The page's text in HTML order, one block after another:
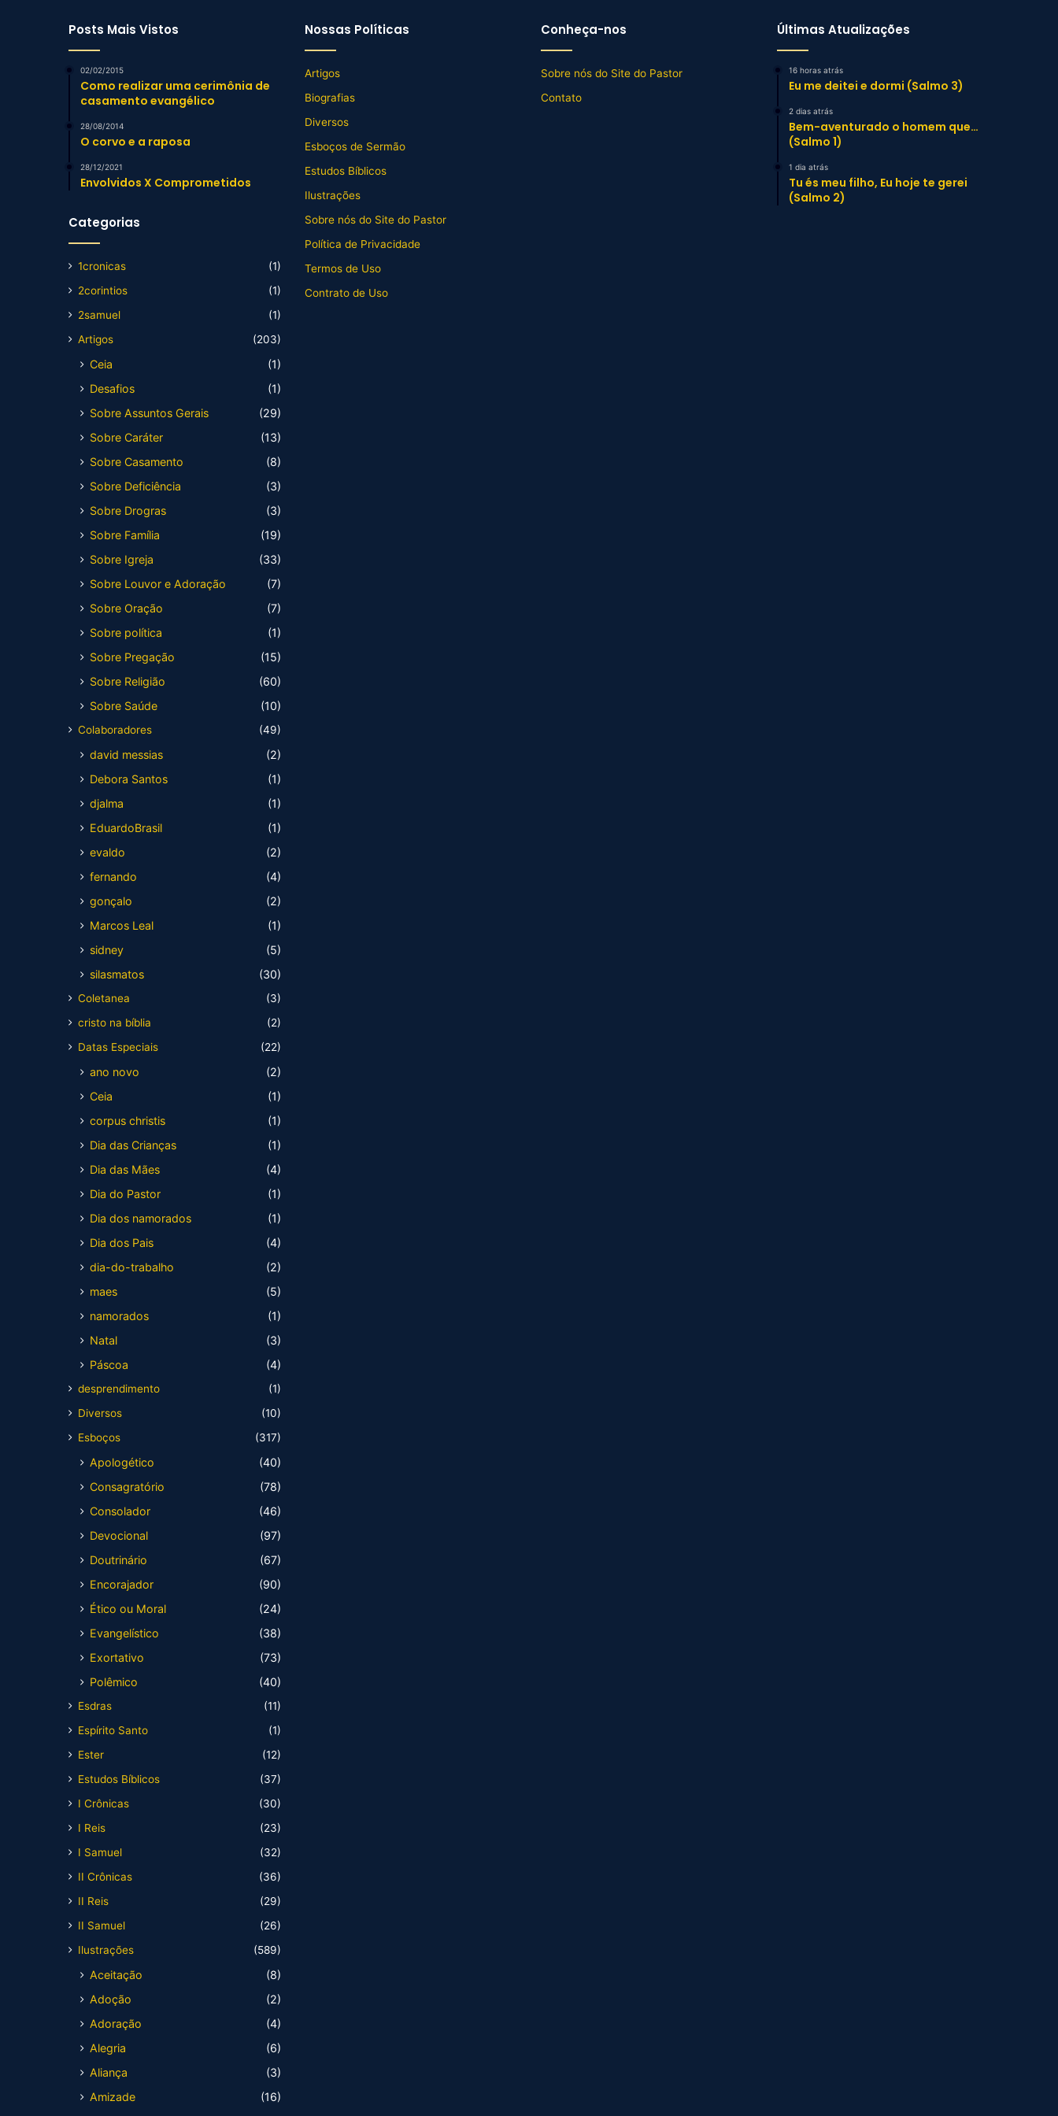
Posts Mais Vistos
02/02/2015
Como realizar uma cerimônia de
casamento evangélico
28/08/2014
O corvo e a raposa
28/12/2021
Envolvidos X Comprometidos
Categorias
1cronicas
(1)
2corintios
(1)
2samuel
(1)
Artigos
(203)
Ceia
(1)
Desafios
(1)
Sobre Assuntos Gerais
(29)
Sobre Caráter
(13)
Sobre Casamento
(8)
Sobre Deficiência
(3)
Sobre Drogras
(3)
Sobre Família
(19)
Sobre Igreja
(33)
Sobre Louvor e Adoração
(7)
Sobre Oração
(7)
Sobre política
(1)
Sobre Pregação
(15)
Sobre Religião
(60)
Sobre Saúde
(10)
Colaboradores (49)
david messias
(2)
Debora Santos
(1)
djalma
(1)
EduardoBrasil
(1)
evaldo
(2)
fernando
(4)
gonçalo
(2)
Marcos Leal
(1)
sidney
(5)
silasmatos
(30)
Coletanea
(3)
cristo na bíblia
(2)
Datas Especiais
(22)
ano novo
(2)
Ceia
(1)
corpus christis
(1)
Dia das Crianças
(1)
Dia das Mães
(4)
Dia do Pastor
(1)
Dia dos namorados
(1)
Dia dos Pais
(4)
dia-do-trabalho
(2)
maes
(5)
namorados
(1)
Natal
(3)
Páscoa
(4)
desprendimento
(1)
Diversos
(10)
Esboços
(317)
Apologético
(40)
Consagratório
(78)
Consolador
(46)
Devocional
(97)
Doutrinário
(67)
Encorajador
(90)
Ético ou Moral
(24)
Evangelístico
(38)
Exortativo
(73)
Polêmico
(40)
Esdras
(11)
Espírito Santo
(1)
Ester
(12)
Estudos Bíblicos
(37)
I Crônicas
(30)
I Reis
(23)
I Samuel
(32)
II Crônicas
(36)
II Reis
(29)
II Samuel
(26)
Ilustrações
(589)
Aceitação
(8)
Adoção
(2)
Adoração
(4)
Alegria
(6)
Aliança
(3)
Amizade
(16)
Nossas Políticas
Artigos
Biografias
Diversos
Esboços de Sermão
Estudos Bíblicos
Ilustrações
Sobre nós do Site do Pastor
Política de Privacidade
Termos de Uso
Contrato de Uso
Conheça-nos
Sobre nós do Site do Pastor
Contato
Últimas Atualizações
16 horas atrás
Eu me deitei e dormi (Salmo 3)
2 dias atrás
Bem-aventurado o homem que…
(Salmo 1)
1 dia atrás
Tu és meu filho, Eu hoje te gerei
(Salmo 2)